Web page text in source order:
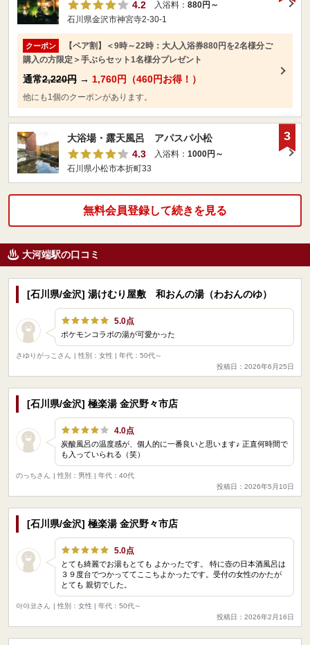
4.2
入浴料： 880円～
石川県金沢市神宮寺2-30-1
クーポン
【ペア割】＜9時～22時：大人入浴券880円を2名様分ご
購入の方限定＞手ぶらセット1名様分プレゼント
通常2,220円 → 1,760円（460円お得！）
他にも1個のクーポンがあります。
大浴場・露天風呂 アパスパ小松
4.3
入浴料： 1000円～
石川県小松市本折町33
3
無料会員登録して続きを見る
大河端駅の口コミ
[石川県/金沢] 湯けむり屋敷 和おんの湯（わおんのゆ）
5.0点
ポケモンコラボの湯が可愛かった
さゆりがっこさん
| 性別：女性 | 年代：50代～
投稿日：2026年6月25日
[石川県/金沢] 極楽湯 金沢野々市店
4.0点
炭酸風呂の温度感が、個人的に一番良いと思います♪ 正直何時間で
も入っていられる（笑）
のっちさん
| 性別：男性 | 年代：40代
投稿日：2026年5月10日
[石川県/金沢] 極楽湯 金沢野々市店
5.0点
とても綺麗でお湯もとても よかったです。 特に壺の日本酒風呂は
３９度台でつかっててここちよかったです。受付の女性のかたが
とても 親切でした。
아야코さん
| 性別：女性 | 年代：50代～
投稿日：2026年2月16日